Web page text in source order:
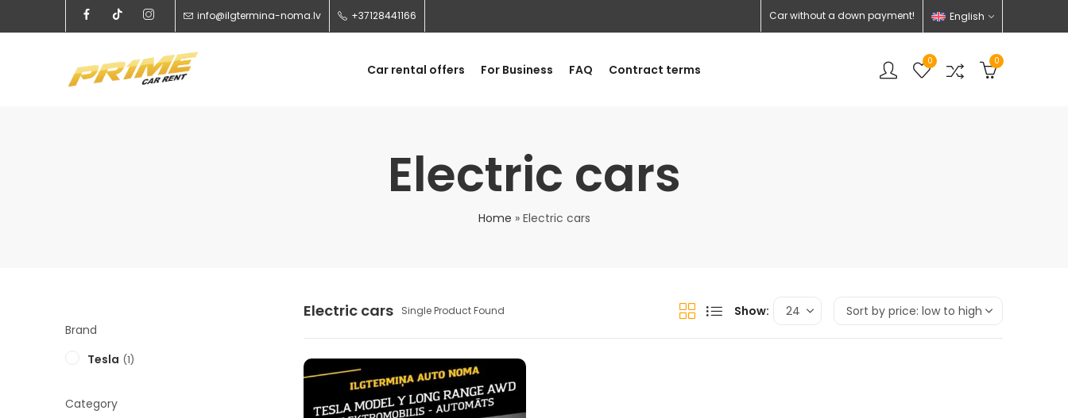
info@ilgtermina-noma.lv +37128441166 Car without a down payment! English
Car rental offers For Business FAQ Contract terms
0 0
Electric cars
Home » Electric cars
Electric cars Single Product Found Show:
Brand
Tesla
1
Category